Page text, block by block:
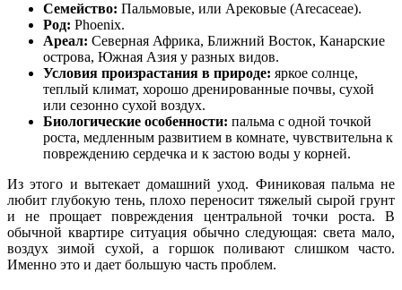
Семейство: Пальмовые, или Арековые (Arecaceae).
Род: Phoenix.
Ареал: Северная Африка, Ближний Восток, Канарские
острова, Южная Азия у разных видов.
Условия произрастания в природе: яркое солнце,
теплый климат, хорошо дренированные почвы, сухой
или сезонно сухой воздух.
Биологические особенности: пальма с одной точкой
роста, медленным развитием в комнате, чувствительна к
повреждению сердечка и к застою воды у корней.
Из этого и вытекает домашний уход. Финиковая пальма не
любит глубокую тень, плохо переносит тяжелый сырой грунт
и не прощает повреждения центральной точки роста. В
обычной квартире ситуация обычно следующая: света мало,
воздух зимой сухой, а горшок поливают слишком часто.
Именно это и дает большую часть проблем.